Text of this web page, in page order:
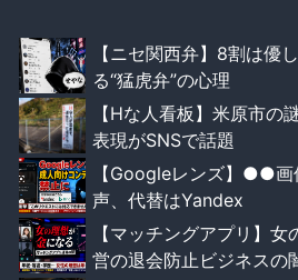
【ニセ関西弁】8割は優
る“猛虎弁”の心理
【Hな人看板】米原市の
表現がSNSで話題
【Googleレンズ】●●
声、代替はYandex
【マッチングアプリ】
営の退会防止ビジネスの